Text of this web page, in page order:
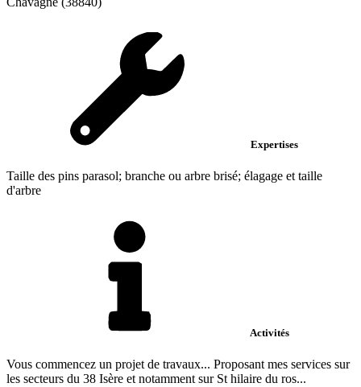
Expertises
Taille des pins parasol; branche ou arbre brisé; élagage et taille
d'arbre
Activités
Vous commencez un projet de travaux... Proposant mes services sur
les secteurs du 38 Isère et notamment sur St hilaire du ros...